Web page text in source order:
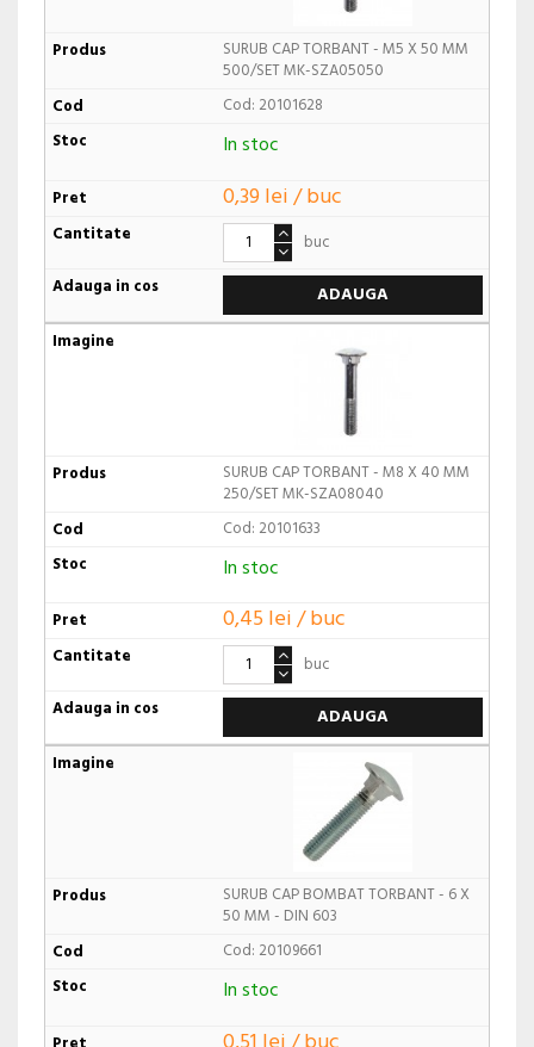
SURUB CAP TORBANT - M5 X 50 MM
500/SET MK-SZA05050
Cod: 20101628
In stoc
0,39 lei / buc
buc
ADAUGA
SURUB CAP TORBANT - M8 X 40 MM
250/SET MK-SZA08040
Cod: 20101633
In stoc
0,45 lei / buc
buc
ADAUGA
SURUB CAP BOMBAT TORBANT - 6 X
50 MM - DIN 603
Cod: 20109661
In stoc